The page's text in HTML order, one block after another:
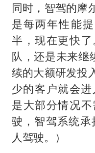
同时，智驾的摩
是每两年性能
半，现在更快
队，还是未来继
续的大额研发投
少的客户就会
是大部分情况
驶，智驾系统承
人驾驶。）